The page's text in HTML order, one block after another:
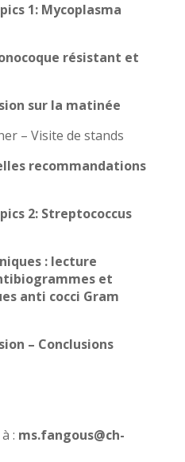
1: Mycoplasma
résistant et
sur la matinée
– Visite de stands
recommandations
2: Streptococcus
: lecture
et
anti cocci Gram
– Conclusions
: ms.fangous@ch-